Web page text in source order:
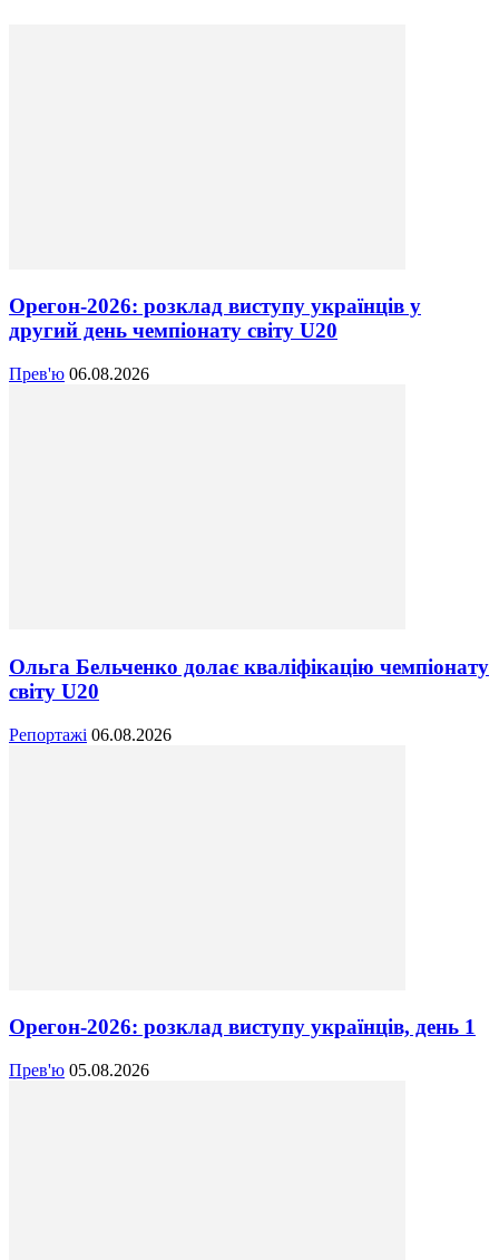
Орегон-2026: розклад виступу українців у
другий день чемпіонату світу U20
Прев'ю 06.08.2026
Ольга Бельченко долає кваліфікацію чемпіонату
світу U20
Репортажі 06.08.2026
Орегон-2026: розклад виступу українців, день 1
Прев'ю 05.08.2026